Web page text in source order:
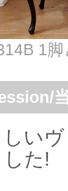
1脚
い
た!